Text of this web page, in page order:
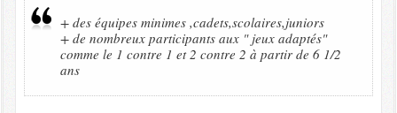
+ des équipes minimes ,cadets,scolaires,juniors
+ de nombreux participants aux " jeux adaptés"
comme le 1 contre 1 et 2 contre 2 à partir de 6 1/2
ans